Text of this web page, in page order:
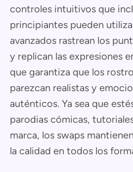
controles intuitivos que
principiantes pueden
avanzados rastrean los
y replican las expresiones
que garantiza que los
parezcan realistas y
auténticos. Ya sea que
parodias cómicas,
marca, los swaps
la calidad en todos los